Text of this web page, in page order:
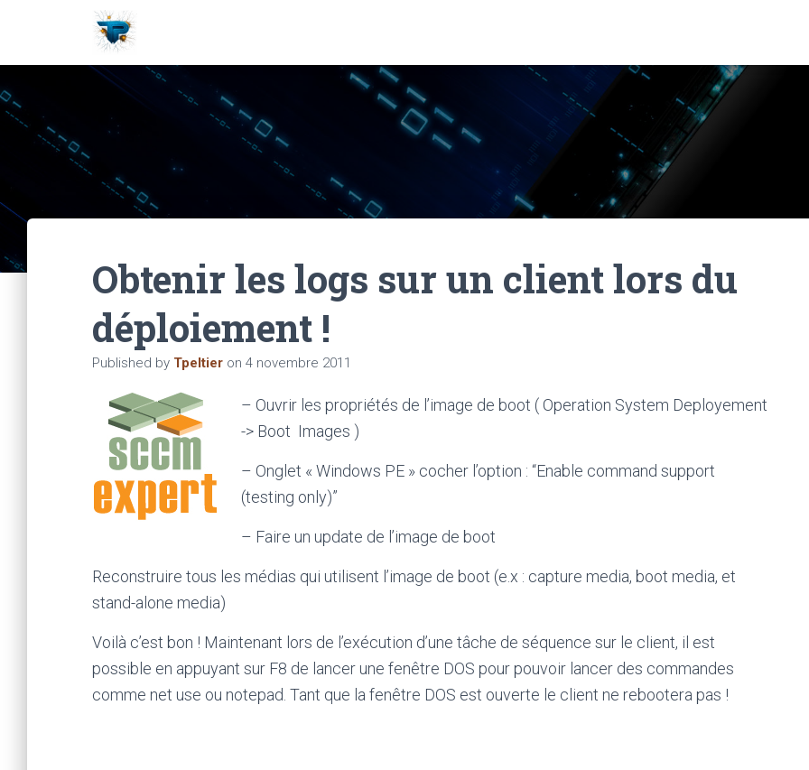
Obtenir les logs sur un client lors du
déploiement !
Published by Tpeltier on 4 novembre 2011
– Ouvrir les propriétés de l’image de boot ( Operation System Deployement
-> Boot Images )
– Onglet « Windows PE » cocher l’option : “Enable command support
(testing only)”
– Faire un update de l’image de boot
Reconstruire tous les médias qui utilisent l’image de boot (e.x : capture media, boot media, et
stand-alone media)
Voilà c’est bon ! Maintenant lors de l’exécution d’une tâche de séquence sur le client, il est
possible en appuyant sur F8 de lancer une fenêtre DOS pour pouvoir lancer des commandes
comme net use ou notepad. Tant que la fenêtre DOS est ouverte le client ne rebootera pas !